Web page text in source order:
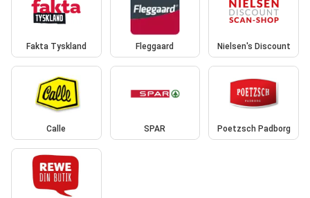
Fakta Tyskland Fleggaard Nielsen's Discount
Calle SPAR Poetzsch Padborg